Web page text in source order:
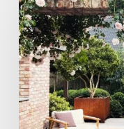
sol
devient
mémoire